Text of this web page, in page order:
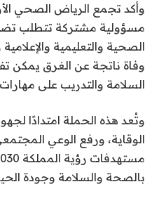
وأكد تجمع الرياض الصحي
مسؤولية مشتركة تتطلب
الصحية والتعليمية
وفاة ناتجة عن الغرق يمكن
السلامة والتدريب على مهارات
وتُعد هذه الحملة امتدادًا
الوقاية، ورفع الوعي
بالصحة والسلامة وجودة